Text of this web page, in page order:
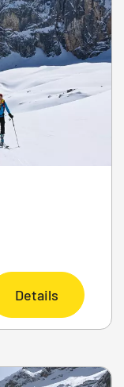
Details